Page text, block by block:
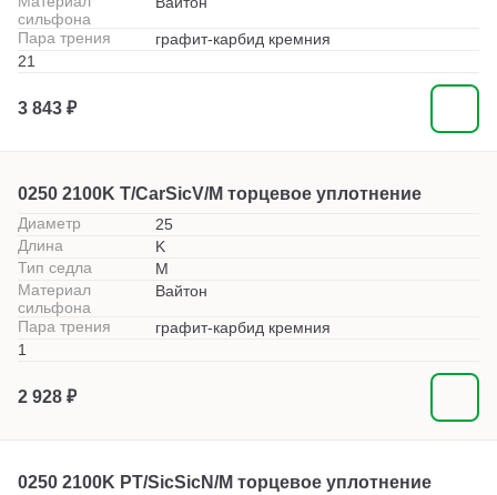
сильфона
Пара трения
графит-карбид кремния
21
3 843 ₽
0250 2100K T/CarSicV/M торцевое уплотнение
Диаметр
25
Длина
K
Тип седла
M
Материал
сильфона
Вайтон
Пара трения
графит-карбид кремния
1
2 928 ₽
0250 2100K PT/SicSicN/M торцевое уплотнение